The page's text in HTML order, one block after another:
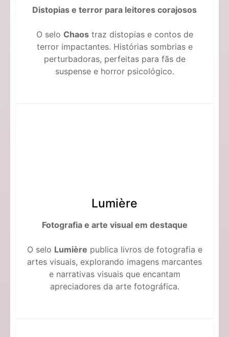
Distopias e terror para leitores corajosos
O selo Chaostraz distopias e contos de
terror impactantes. Histórias sombrias e
perturbadoras, perfeitas para fãs de
suspense e horror psicológico.
Lumière
Fotografia e arte visual em destaque
O selo Lumière publica livros de fotografia e
artes visuais, explorando imagens marcantes
e narrativas visuais que encantam
apreciadores da arte fotográfica.